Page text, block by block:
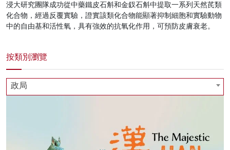
浸大研究團隊成功從中藥鐵皮石斛和金釵石斛中提取一系列天然芪類
化合物，經過反覆實驗，證實該類化合物能顯著抑制細胞和實驗動物
中的自由基和活性氧，具有強效的抗氧化作用，可預防皮膚衰老。
按類別瀏覽
政局